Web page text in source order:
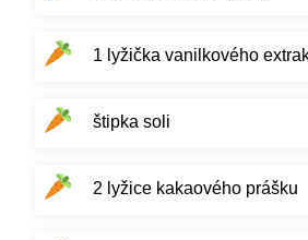
1 lyžička vanilkového
štipka soli
2 lyžice kakaového prášku